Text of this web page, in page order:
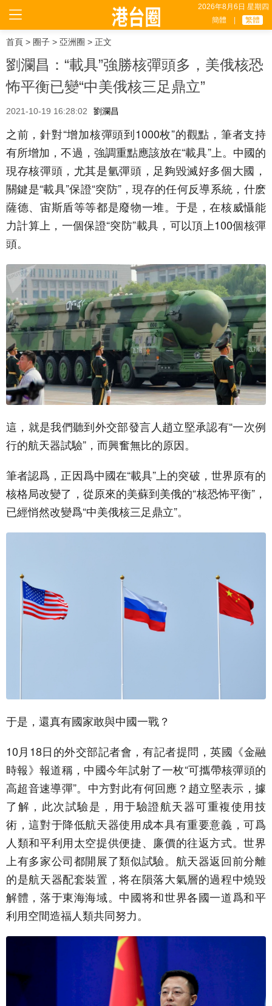
2026年8月6日 星期四
簡體
繁體
首頁 > 圈子 > 亞洲圈 > 正文
劉瀾昌：“載具”強勝核彈頭多，美俄核恐
怖平衡已變“中美俄核三足鼎立”
2021-10-19 16:28:02 劉瀾昌
之前，針對“增加核彈頭到1000枚”的觀點，筆者支持
有所增加，不過，強調重點應該放在“載具”上。中國的
現存核彈頭，尤其是氫彈頭，足夠毀滅好多個大國，
關鍵是“載具”保證“突防”，現存的任何反導系統，什麽
薩德、宙斯盾等等都是廢物一堆。于是，在核威懾能
力計算上，一個保證“突防”載具，可以頂上100個核彈
頭。
這，就是我們聽到外交部發言人趙立堅承認有“一次例
行的航天器試驗”，而興奮無比的原因。
筆者認爲，正因爲中國在“載具”上的突破，世界原有的
核格局改變了，從原來的美蘇到美俄的“核恐怖平衡”，
已經悄然改變爲“中美俄核三足鼎立”。
于是，還真有國家敢與中國一戰？
10月18日的外交部記者會，有記者提問，英國《金融
時報》報道稱，中國今年試射了一枚“可攜帶核彈頭的
高超音速導彈”。中方對此有何回應？趙立堅表示，據
了解，此次試驗是，用于驗證航天器可重複使用技
術，這對于降低航天器使用成本具有重要意義，可爲
人類和平利用太空提供便捷、廉價的往返方式。世界
上有多家公司都開展了類似試驗。航天器返回前分離
的是航天器配套裝置，将在隕落大氣層的過程中燒毀
解體，落于東海海域。中國将和世界各國一道爲和平
利用空間造福人類共同努力。